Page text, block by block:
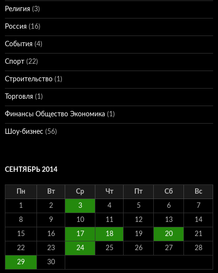
Религия (3)
Россия (16)
События (4)
Спорт (22)
Строительство (1)
Торговля (1)
Финансы Общество Экономика (1)
Шоу-бизнес (56)
СЕНТЯБРЬ 2014
Пн Вт Ср Чт Пт Сб Вс
1 2 3 4 5 6 7
8 9 10 11 12 13 14
15 16 17 18 19 20 21
22 23 24 25 26 27 28
29 30